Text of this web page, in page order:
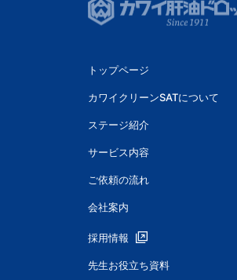
トップページ
カワイクリーンSATについて
ステージ紹介
サービス内容
ご依頼の流れ
会社案内
採用情報
先生お役立ち資料